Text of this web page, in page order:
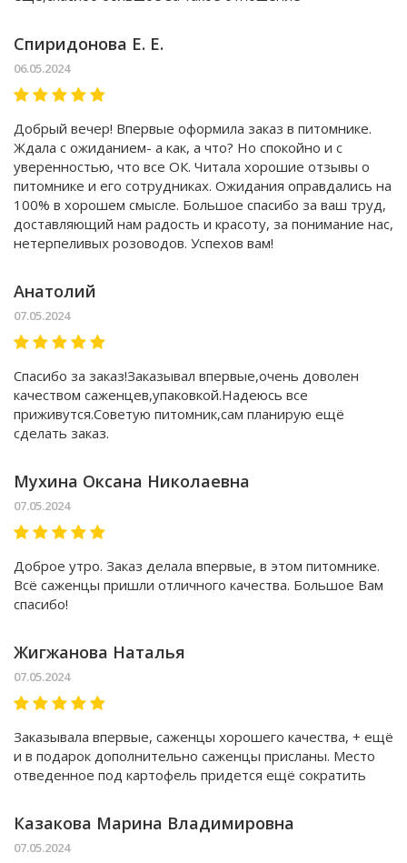
Спиридонова Е. Е.
06.05.2024
Добрый вечер! Впервые оформила заказ в питомнике.
Ждала с ожиданием- а как, а что? Но спокойно и с
уверенностью, что все ОК. Читала хорошие отзывы о
питомнике и его сотрудниках. Ожидания оправдались на
100% в хорошем смысле. Большое спасибо за ваш труд,
доставляющий нам радость и красоту, за понимание нас,
нетерпеливых розоводов. Успехов вам!
Анатолий
07.05.2024
Спасибо за заказ!Заказывал впервые,очень доволен
качеством саженцев,упаковкой.Надеюсь все
приживутся.Советую питомник,сам планирую ещё
сделать заказ.
Мухина Оксана Николаевна
07.05.2024
Доброе утро. Заказ делала впервые, в этом питомнике.
Всё саженцы пришли отличного качества. Большое Вам
спасибо!
Жигжанова Наталья
07.05.2024
Заказывала впервые, саженцы хорошего качества, + ещё
и в подарок дополнительно саженцы присланы. Место
отведенное под картофель придется ещё сократить
Казакова Марина Владимировна
07.05.2024